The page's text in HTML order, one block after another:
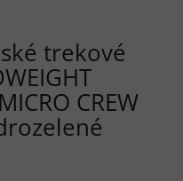
trekové
CREW